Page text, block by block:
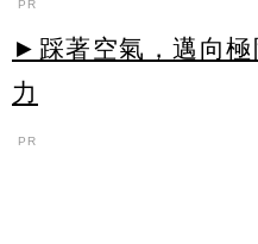
PR
►踩著空氣，邁向
力
PR